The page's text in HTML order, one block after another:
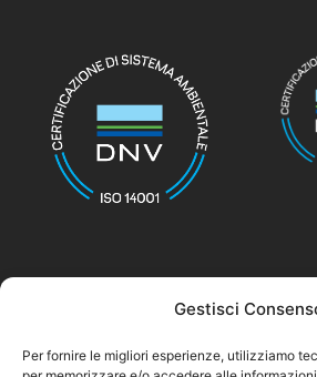
Gestisci
Per fornire le migliori esperienze, utilizziamo